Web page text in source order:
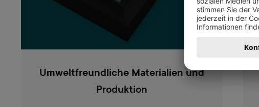
Umweltfreundliche Materialien und
Produktion